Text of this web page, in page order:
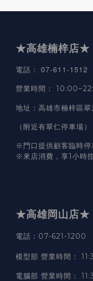
★高雄楠梓店★
電話 ： 07-611-1512
營業時間 ：
地址 ： 高雄市楠梓區
（附近有翠仁停車場）
※門口提供顧客臨時停
※來店消費，享1小時
★高雄岡山店★
電話：07-621-1200
模型部 營業時間 ：
電腦部 營業時間 ：